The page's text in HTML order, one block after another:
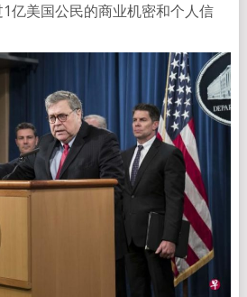
亿美国公民的商业机密和个人信